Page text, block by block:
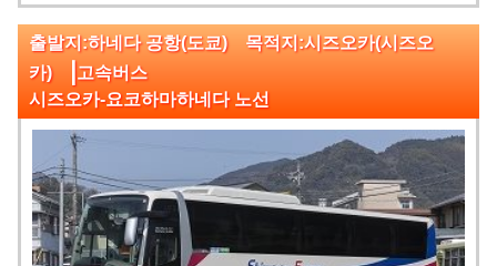
출발지:하네다 공항(도쿄) 목적지:시즈오카(시즈오
카) |고속버스
시즈오카-요코하마하네다 노선